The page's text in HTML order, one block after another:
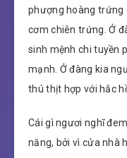
phượng hoàng trứng
cơm chiên trứng. Ở
sinh mệnh chi tuyền
mạnh. Ở đàng kia
thú thịt hợp với hắc
Cái gì ngươi nghĩ
năng, bởi vì cửa nhà